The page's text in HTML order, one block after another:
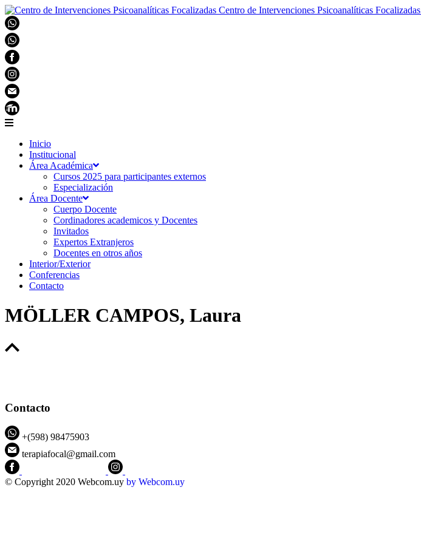
Centro de Intervenciones Psicoanalíticas Focalizadas
Inicio
Institucional
Área Académica
Cursos 2025 para participantes externos
Especialización
Área Docente
Cuerpo Docente
Cordinadores academicos y Docentes
Invitados
Expertos Extranjeros
Docentes en otros años
Interior/Exterior
Conferencias
Contacto
MÖLLER CAMPOS, Laura
Contacto
+(598) 98475903
terapiafocal@gmail.com
© Copyright 2020 Webcom.uy by Webcom.uy